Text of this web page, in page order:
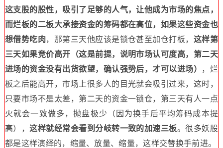
这支股的股性，吸引了足够的人气，让他成为市场的焦点，
而烂板的二板大承接资金的筹码都在高位，如果这些资金也
想借势吃肉，那第三天他应该是锁仓甚至加仓打板， 这样第
三天如果竞价高开（这是前提，说明市场认可度高，第二天
进场的资金没有出货欲望，确认强势后，才可以进场）
，烂
板之后能高开，市场上很多人的目光就会吸引过来，这时，
只要市场不是太差，第二天的资金一锁仓，第三天有人一点
火就会一致做多，抛盘极少（因为换手后平均筹码成本提
高），这样就经常会看到分岐转一致的加速三板。很多妖股
都是这样演绎的，缩量、放量、缩量，这样交替换手前进。